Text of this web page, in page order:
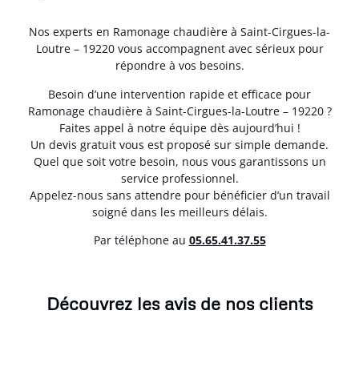
Nos experts en Ramonage chaudière à Saint-Cirgues-la-
Loutre – 19220 vous accompagnent avec sérieux pour
répondre à vos besoins.
Besoin d’une intervention rapide et efficace pour
Ramonage chaudière à Saint-Cirgues-la-Loutre – 19220 ?
Faites appel à notre équipe dès aujourd’hui !
Un devis gratuit vous est proposé sur simple demande.
Quel que soit votre besoin, nous vous garantissons un
service professionnel.
Appelez-nous sans attendre pour bénéficier d’un travail
soigné dans les meilleurs délais.
Par téléphone au 05.65.41.37.55
Découvrez les avis de nos clients